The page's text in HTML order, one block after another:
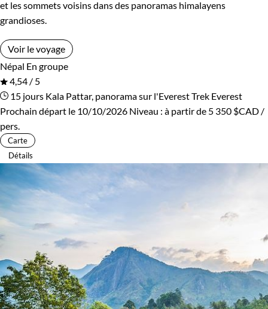
et les sommets voisins dans des panoramas himalayens
grandioses.
Voir le voyage
Népal En groupe
4,54 / 5
15 jours Kala Pattar, panorama sur l'EverestTrek Everest
Prochain départ le 10/10/2026 Niveau : à partir de 5 350 $CAD /
pers.
Carte
Détails